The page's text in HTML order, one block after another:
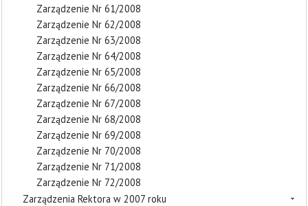
Zarządzenie Nr 61/2008
Zarządzenie Nr 62/2008
Zarządzenie Nr 63/2008
Zarządzenie Nr 64/2008
Zarządzenie Nr 65/2008
Zarządzenie Nr 66/2008
Zarządzenie Nr 67/2008
Zarządzenie Nr 68/2008
Zarządzenie Nr 69/2008
Zarządzenie Nr 70/2008
Zarządzenie Nr 71/2008
Zarządzenie Nr 72/2008
Zarządzenia Rektora w 2007 roku